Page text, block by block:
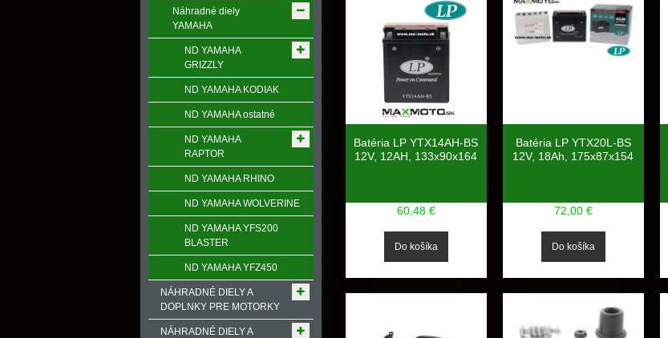
Batéria LP YTX14AH-BS
12V, 12AH, 133x90x164
60,48 €
Batéria LP YTX20L-BS
12V, 18Ah, 175x87x154
72,00 €
Náhradné diely
YAMAHA
ND YAMAHA
GRIZZLY
ND YAMAHA KODIAK
ND YAMAHA ostatné
ND YAMAHA
RAPTOR
ND YAMAHA RHINO
ND YAMAHA WOLVERINE
ND YAMAHA YFS200
BLASTER
ND YAMAHA YFZ450
NÁHRADNÉ DIELY A
DOPLNKY PRE MOTORKY
NÁHRADNÉ DIELY A